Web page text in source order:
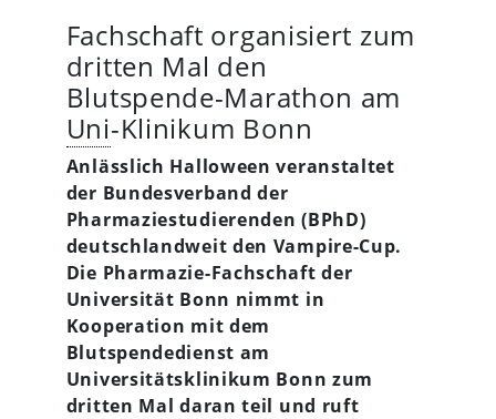
Fachschaft organisiert zum
dritten Mal den
Blutspende-Marathon am
Uni-Klinikum Bonn
Anlässlich Halloween veranstaltet
der Bundesverband der
Pharmaziestudierenden (BPhD)
deutschlandweit den Vampire-Cup.
Die Pharmazie-Fachschaft der
Universität Bonn nimmt in
Kooperation mit dem
Blutspendedienst am
Universitätsklinikum Bonn zum
dritten Mal daran teil und ruft